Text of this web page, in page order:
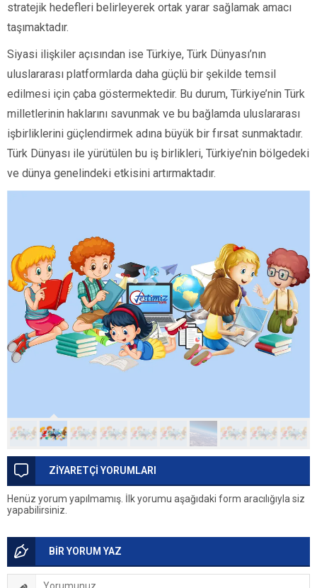
stratejik hedefleri belirleyerek ortak yarar sağlamak amacı
taşımaktadır.
Siyasi ilişkiler açısından ise Türkiye, Türk Dünyası’nın
uluslararası platformlarda daha güçlü bir şekilde temsil
edilmesi için çaba göstermektedir. Bu durum, Türkiye’nin Türk
milletlerinin haklarını savunmak ve bu bağlamda uluslararası
işbirliklerini güçlendirmek adına büyük bir fırsat sunmaktadır.
Türk Dünyası ile yürütülen bu iş birlikleri, Türkiye’nin bölgedeki
ve dünya genelindeki etkisini artırmaktadır.
ZİYARETÇİ YORUMLARI
Henüz yorum yapılmamış. İlk yorumu aşağıdaki form aracılığıyla siz
yapabilirsiniz.
BİR YORUM YAZ